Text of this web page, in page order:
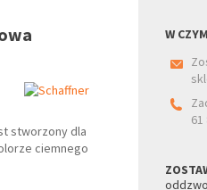
stworzony dla
ciemnego
W
61